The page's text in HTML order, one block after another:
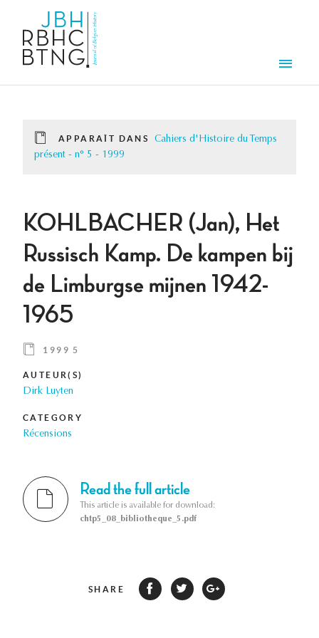
APPARAÎT DANS
Cahiers d'Histoire du Temps
présent - n° 5 - 1999
KOHLBACHER (Jan), Het
Russisch Kamp. De kampen bij
de Limburgse mijnen 1942-
1965
1999 5
AUTEUR(S)
Dirk Luyten
CATEGORY
Récensions
Read the full article
This article is available for download:
chtp5_08_bibliotheque_5.pdf
SHARE